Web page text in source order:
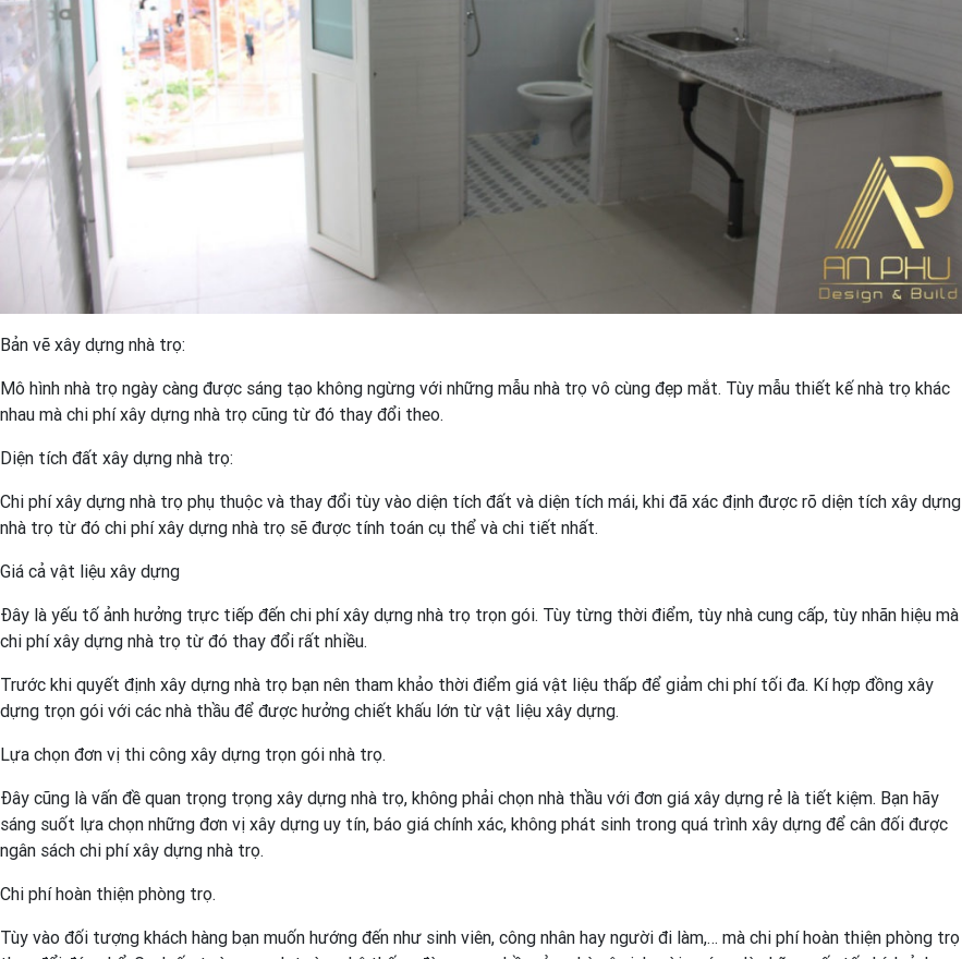
Bản vẽ xây dựng nhà trọ:
Mô hình nhà trọ ngày càng được sáng tạo không ngừng với những mẫu nhà trọ vô cùng đẹp mắt. Tùy mẫu thiết kế nhà trọ khác
nhau mà chi phí xây dựng nhà trọ cũng từ đó thay đổi theo.
Diện tích đất xây dựng nhà trọ:
Chi phí xây dựng nhà trọ phụ thuộc và thay đổi tùy vào diện tích đất và diện tích mái, khi đã xác định được rõ diện tích xây dựng
nhà trọ từ đó chi phí xây dựng nhà trọ sẽ được tính toán cụ thể và chi tiết nhất.
Giá cả vật liệu xây dựng
Đây là yếu tố ảnh hưởng trực tiếp đến chi phí xây dựng nhà trọ trọn gói. Tùy từng thời điểm, tùy nhà cung cấp, tùy nhãn hiệu mà
chi phí xây dựng nhà trọ từ đó thay đổi rất nhiều.
Trước khi quyết định xây dựng nhà trọ bạn nên tham khảo thời điểm giá vật liệu thấp để giảm chi phí tối đa. Kí hợp đồng xây
dựng trọn gói với các nhà thầu để được hưởng chiết khấu lớn từ vật liệu xây dựng.
Lựa chọn đơn vị thi công xây dựng trọn gói nhà trọ.
Đây cũng là vấn đề quan trọng trọng xây dựng nhà trọ, không phải chọn nhà thầu với đơn giá xây dựng rẻ là tiết kiệm. Bạn hãy
sáng suốt lựa chọn những đơn vị xây dựng uy tín, báo giá chính xác, không phát sinh trong quá trình xây dựng để cân đối được
ngân sách chi phí xây dựng nhà trọ.
Chi phí hoàn thiện phòng trọ.
Tùy vào đối tượng khách hàng bạn muốn hướng đến như sinh viên, công nhân hay người đi làm,… mà chi phí hoàn thiện phòng trọ